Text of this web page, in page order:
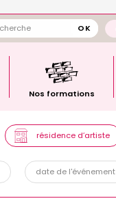
Nos formations
résidence d’artiste
date de l'événement